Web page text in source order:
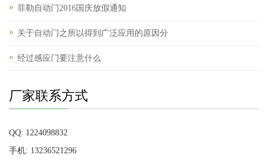
菲勒自动门2016国庆放假通知
关于自动门之所以得到广泛应用的原因分
经过感应门要注意什么
厂家联系方式
QQ: 1224098832
手机: 13236521296